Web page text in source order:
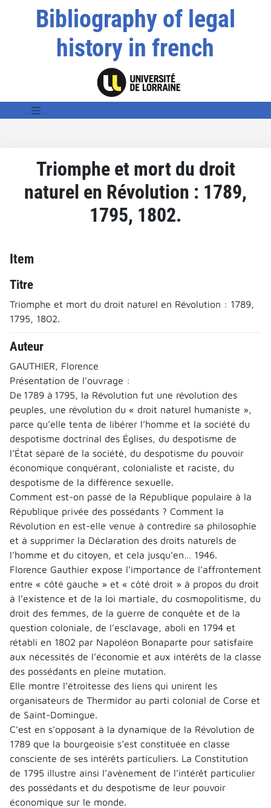
Bibliography of legal
history in french
Triomphe et mort du droit
naturel en Révolution : 1789,
1795, 1802.
Item
Titre
Triomphe et mort du droit naturel en Révolution : 1789,
1795, 1802.
Auteur
GAUTHIER, Florence
Présentation de l'ouvrage :
De 1789 à 1795, la Révolution fut une révolution des
peuples, une révo­lution du « droit naturel humaniste »,
parce qu’elle tenta de libérer l’homme et la société du
despotisme doctrinal des Églises, du despotisme de
l’État séparé de la société, du despotisme du pouvoir
économique conquérant, colonialiste et raciste, du
despotisme de la différence sexuelle.
Comment est-on passé de la République populaire à la
République privée des possédants ? Comment la
Révolution en est-elle venue à contredire sa philosophie
et à supprimer la Déclaration des droits naturels de
l’homme et du citoyen, et cela jusqu’en… 1946.
Florence Gauthier expose l’importance de l’affrontement
entre « côté gauche » et « côté droit » à propos du droit
à l’existence et de la loi martiale, du cosmopolitisme, du
droit des femmes, de la guerre de conquête et de la
question coloniale, de l’esclavage, aboli en 1794 et
rétabli en 1802 par Napoléon Bonaparte pour satisfaire
aux nécessités de l’économie et aux intérêts de la classe
des possédants en pleine mutation.
Elle montre l’étroitesse des liens qui unirent les
organisateurs de Thermidor au parti colonial de Corse et
de Saint-Domingue.
C’est en s’opposant à la dynamique de la Révolution de
1789 que la bourgeoisie s’est constituée en classe
consciente de ses intérêts particuliers. La Constitution
de 1795 illustre ainsi l’avènement de l’intérêt particulier
des possédants et du despotisme de leur pouvoir
économique sur le monde.